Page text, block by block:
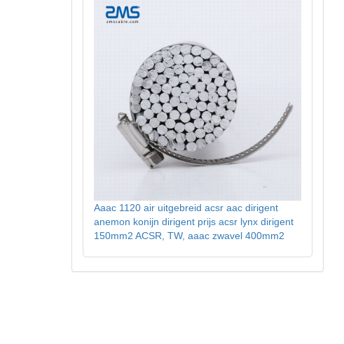
Aaac 1120 air uitgebreid acsr aac dirigent
anemon konijn dirigent prijs acsr lynx dirigent
150mm2 ACSR, TW, aaac zwavel 400mm2